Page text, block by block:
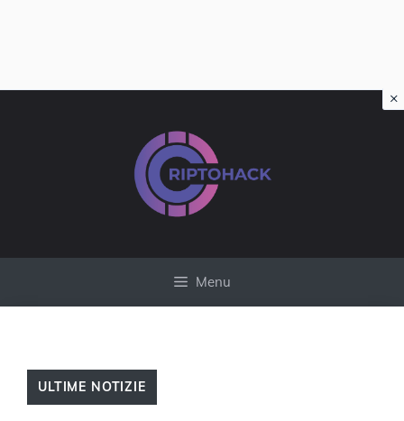
Menu
ULTIME NOTIZIE
×